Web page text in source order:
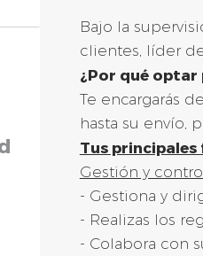
Bajo la
clientes, líder
¿Por qué optar
Te encargarás
hasta su envío,
Tus principales
Gestión y
- Gestiona y
- Realizas los
- Colabora con